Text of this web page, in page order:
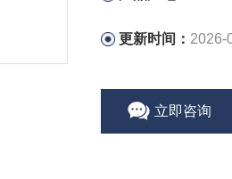
更新时间： 2026-
立即咨询